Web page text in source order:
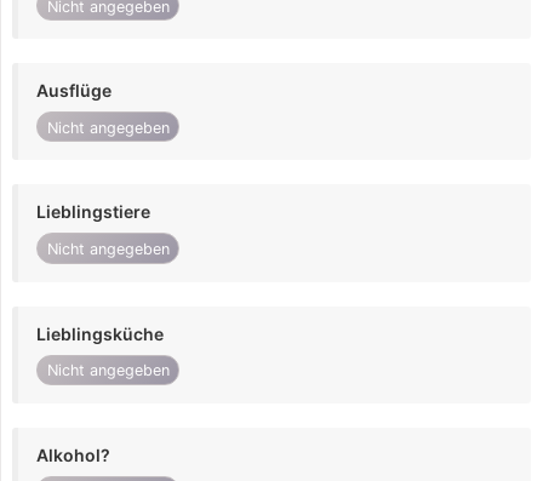
Nicht angegeben
Ausflüge
Nicht angegeben
Lieblingstiere
Nicht angegeben
Lieblingsküche
Nicht angegeben
Alkohol?